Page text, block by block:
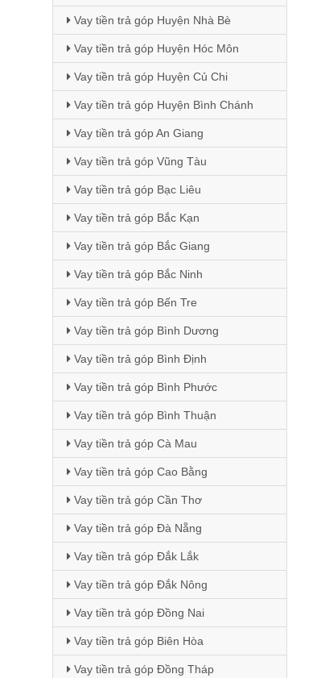
Vay tiền trả góp Huyện Nhà Bè
Vay tiền trả góp Huyện Hóc Môn
Vay tiền trả góp Huyện Củ Chi
Vay tiền trả góp Huyện Bình Chánh
Vay tiền trả góp An Giang
Vay tiền trả góp Vũng Tàu
Vay tiền trả góp Bạc Liêu
Vay tiền trả góp Bắc Kạn
Vay tiền trả góp Bắc Giang
Vay tiền trả góp Bắc Ninh
Vay tiền trả góp Bến Tre
Vay tiền trả góp Bình Dương
Vay tiền trả góp Bình Định
Vay tiền trả góp Bình Phước
Vay tiền trả góp Bình Thuận
Vay tiền trả góp Cà Mau
Vay tiền trả góp Cao Bằng
Vay tiền trả góp Cần Thơ
Vay tiền trả góp Đà Nẵng
Vay tiền trả góp Đắk Lắk
Vay tiền trả góp Đắk Nông
Vay tiền trả góp Đồng Nai
Vay tiền trả góp Biên Hòa
Vay tiền trả góp Đồng Tháp